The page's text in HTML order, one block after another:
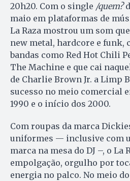
20h20. Com o single /quem?
maio em plataformas de
La Raza mostrou um som
new metal, hardcore e funk,
bandas como Red Hot Chili
The Machine e que cai
de Charlie Brown Jr. a Limp
sucesso no meio comercial
1990 e o início dos 2000.
Com roupas da marca
uniformes — inclusive com
marca na mesa do DJ –, o La
empolgação, orgulho por
energia no palco. No meio